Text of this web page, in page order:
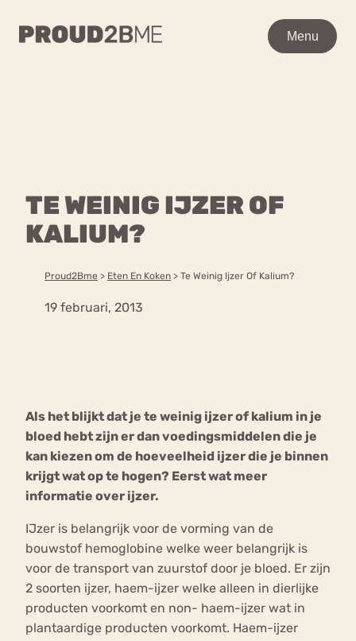
Menu
TE WEINIG IJZER OF
KALIUM?
Proud2Bme > Eten En Koken > Te Weinig Ijzer Of Kalium?
19 februari, 2013
Als het blijkt dat je te weinig ijzer of kalium in je
bloed hebt zijn er dan voedingsmiddelen die je
kan kiezen om de hoeveelheid ijzer die je binnen
krijgt wat op te hogen? Eerst wat meer
informatie over ijzer.
IJzer is belangrijk voor de vorming van de
bouwstof hemoglobine welke weer belangrijk is
voor de transport van zuurstof door je bloed. Er zijn
2 soorten ijzer, haem-ijzer welke alleen in dierlijke
producten voorkomt en non- haem-ijzer wat in
plantaardige producten voorkomt. Haem-ijzer
Menu
Content
Over ons
Chat
Forum
WAAR BEN JE NAAR OP
Over proud2bme
Contact
Vacatures
mia
Nerv
osa
Eetstoornis Anorexia Nervosa
Eetbuien Piekeren